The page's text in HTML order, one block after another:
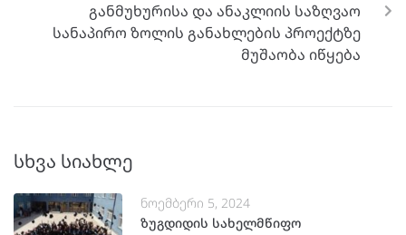
განმუხურისა და ანაკლიის საზღვაო
სანაპირო ზოლის განახლების პროექტზე
მუშაობა იწყება
სხვა სიახლე
ნოემბერი 5, 2024
ზუგდიდის სახელმწიფო